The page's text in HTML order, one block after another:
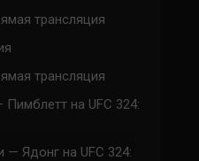
трансляция
трансляция
на UFC 324:
— Ядонг на UFC 324: